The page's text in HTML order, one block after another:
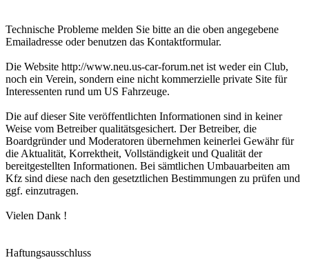
Technische Probleme melden Sie bitte an die oben angegebene
Emailadresse oder benutzen das Kontaktformular.
Die Website http://www.neu.us-car-forum.net ist weder ein Club,
noch ein Verein, sondern eine nicht kommerzielle private Site für
Interessenten rund um US Fahrzeuge.
Die auf dieser Site veröffentlichten Informationen sind in keiner
Weise vom Betreiber qualitätsgesichert. Der Betreiber, die
Boardgründer und Moderatoren übernehmen keinerlei Gewähr für
die Aktualität, Korrektheit, Vollständigkeit und Qualität der
bereitgestellten Informationen. Bei sämtlichen Umbauarbeiten am
Kfz sind diese nach den gesetztlichen Bestimmungen zu prüfen und
ggf. einzutragen.
Vielen Dank !
Haftungsausschluss